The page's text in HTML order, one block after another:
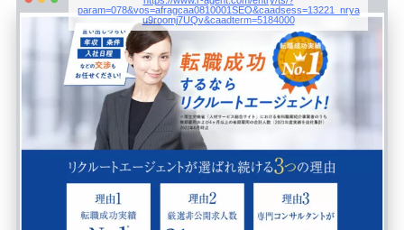
param=078&vos=afragcaa0810001SEO&caadsess=13221_nrya
u9roomj7UQv&caadterm=5184000